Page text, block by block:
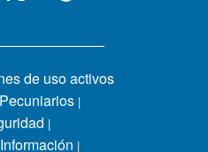
de uso activos
|
|
|